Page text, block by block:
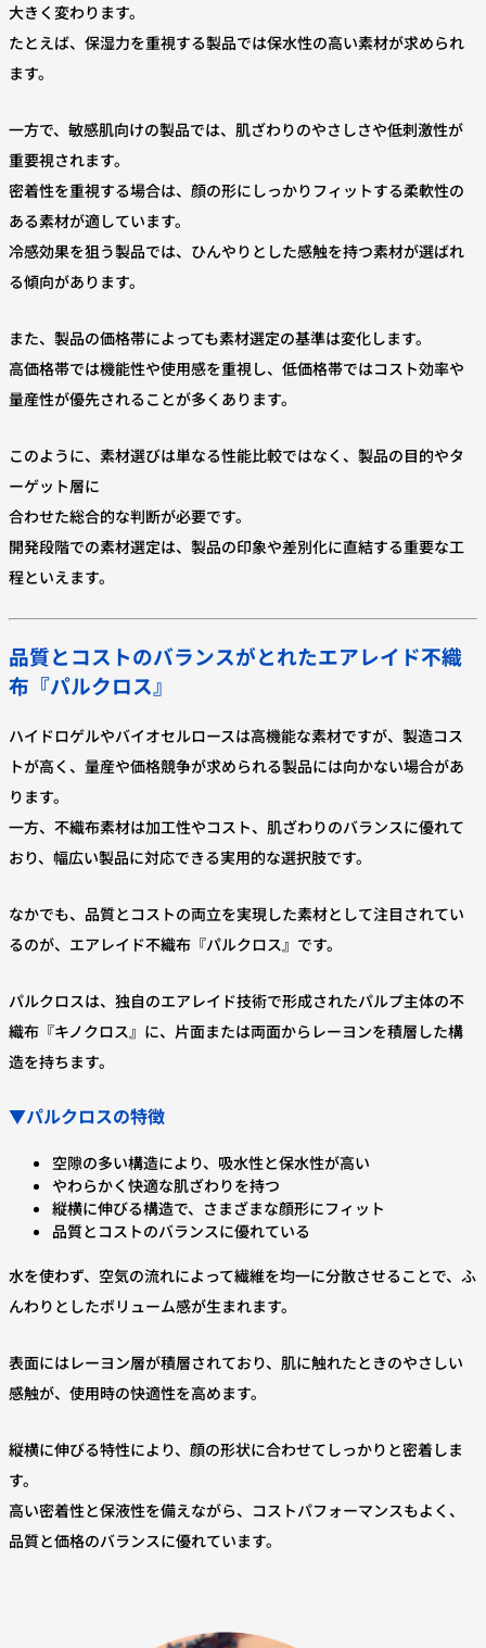
大きく変わります。
たとえば、保湿力を重視する製品では保水性の高い素材が求められ
ます。
一方で、敏感肌向けの製品では、肌ざわりのやさしさや低刺激性が
重要視されます。
密着性を重視する場合は、顔の形にしっかりフィットする柔軟性の
ある素材が適しています。
冷感効果を狙う製品では、ひんやりとした感触を持つ素材が選ばれ
る傾向があります。
また、製品の価格帯によっても素材選定の基準は変化します。
高価格帯では機能性や使用感を重視し、低価格帯ではコスト効率や
量産性が優先されることが多くあります。
このように、素材選びは単なる性能比較ではなく、製品の目的やタ
ーゲット層に
合わせた総合的な判断が必要です。
開発段階での素材選定は、製品の印象や差別化に直結する重要な工
程といえます。
品質とコストのバランスがとれたエアレイド不織
布『パルクロス』
ハイドロゲルやバイオセルロースは高機能な素材ですが、製造コス
トが高く、量産や価格競争が求められる製品には向かない場合があ
ります。
一方、不織布素材は加工性やコスト、肌ざわりのバランスに優れて
おり、幅広い製品に対応できる実用的な選択肢です。
なかでも、品質とコストの両立を実現した素材として注目されてい
るのが、エアレイド不織布『パルクロス』です。
パルクロスは、独自のエアレイド技術で形成されたパルプ主体の不
織布『キノクロス』に、片面または両面からレーヨンを積層した構
造を持ちます。
▼パルクロスの特徴
空隙の多い構造により、吸水性と保水性が高い
やわらかく快適な肌ざわりを持つ
縦横に伸びる構造で、さまざまな顔形にフィット
品質とコストのバランスに優れている
水を使わず、空気の流れによって繊維を均一に分散させることで、ふ
んわりとしたボリューム感が生まれます。
表面にはレーヨン層が積層されており、肌に触れたときのやさしい
感触が、使用時の快適性を高めます。
縦横に伸びる特性により、顔の形状に合わせてしっかりと密着しま
す。
高い密着性と保液性を備えながら、コストパフォーマンスもよく、
品質と価格のバランスに優れています。